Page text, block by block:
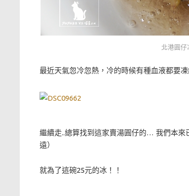
北港圓
最近天氣忽冷忽熱，冷的時候有種血液都要
繼續走..總算找到這家賣湯圓仔的… 我們本來
遠）
就為了這碗25元的冰！！